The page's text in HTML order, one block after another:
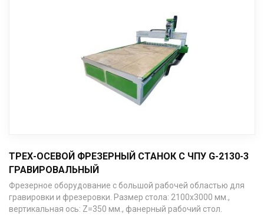
ТРЕХ-ОСЕВОЙ ФРЕЗЕРНЫЙ СТАНОК С ЧПУ G-2130-3
ГРАВИРОВАЛЬНЫЙ
Фрезерное оборудование с большой рабочей областью для
гравировки и фрезеровки. Размер стола: 2100х3000 мм.,
вертикальная ось: Z=350 мм., фанерный рабочий стол.